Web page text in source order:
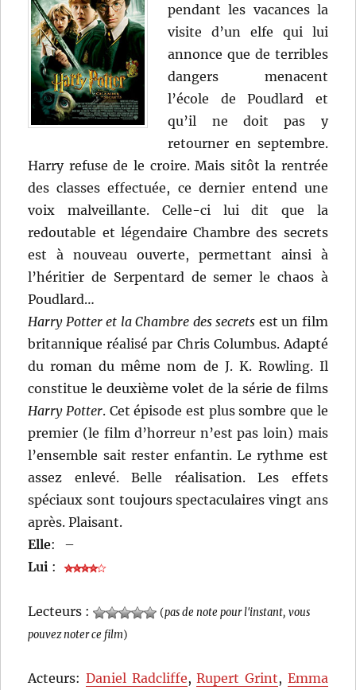
pendant les vacances la
visite d’un elfe qui lui
annonce que de terribles
dangers menacent
l’école de Poudlard et
qu’il ne doit pas y
retourner en septembre.
Harry refuse de le croire. Mais sitôt la rentrée
des classes effectuée, ce dernier entend une
voix malveillante. Celle-ci lui dit que la
redoutable et légendaire Chambre des secrets
est à nouveau ouverte, permettant ainsi à
l’héritier de Serpentard de semer le chaos à
Poudlard…
Harry Potter et la Chambre des secrets est un film
britannique réalisé par Chris Columbus. Adapté
du roman du même nom de J. K. Rowling. Il
constitue le deuxième volet de la série de films
Harry Potter. Cet épisode est plus sombre que le
premier (le film d’horreur n’est pas loin) mais
l’ensemble sait rester enfantin. Le rythme est
assez enlevé. Belle réalisation. Les effets
spéciaux sont toujours spectaculaires vingt ans
après. Plaisant.
Elle:
–
Lui :
Lecteurs : (pas de note pour l'instant, vous
pouvez noter ce film)
Acteurs: Daniel Radcliffe,Rupert Grint, Emma